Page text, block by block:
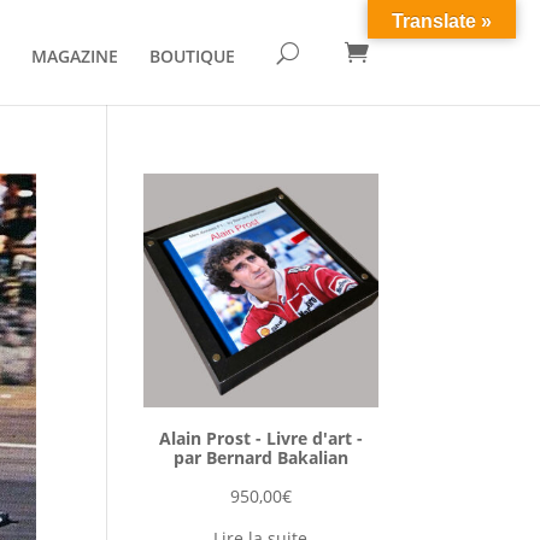
MAGAZINE BOUTIQUE U 
Alain Prost - Livre d'art -
par Bernard Bakalian
950,00€
Translate »